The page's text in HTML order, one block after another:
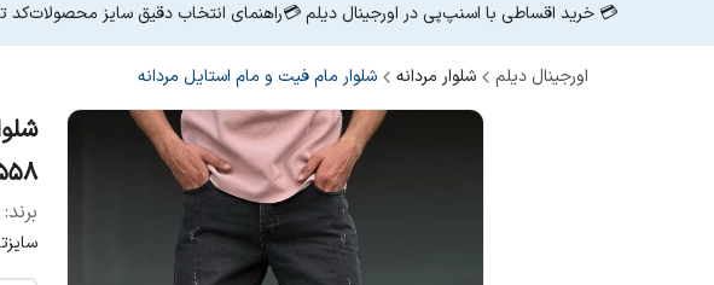
💳 خرید اقساطی با اسنپ‌پی در اورجینال دیلم 💳راهنمای انتخاب دقیق سایز محصولاتکد
اورجینال دیلم شلوار مردانه شلوار مام فیت و مام استایل مردانه
برند: